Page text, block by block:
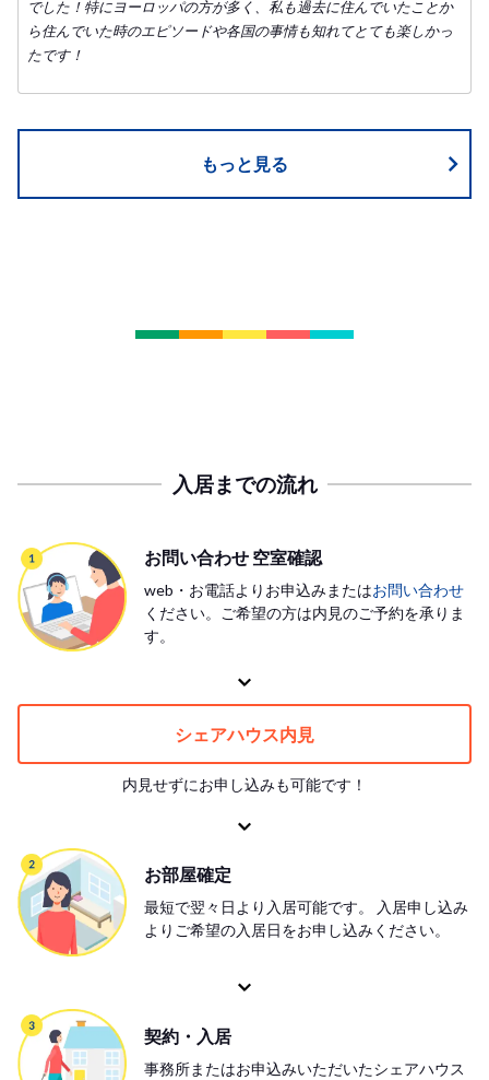
でした！特にヨーロッパの方が多く、私も過去に住んでいたことか
ら住んでいた時のエピソードや各国の事情も知れてとても楽しかっ
たです！
もっと見る
入居までの流れ
お問い合わせ 空室確認
web・お電話よりお申込みまたはお問い合わせ
ください。ご希望の方は内見のご予約を承りま
す。
シェアハウス内見
内見せずにお申し込みも可能です！
お部屋確定
最短で翌々日より入居可能です。 入居申し込み
よりご希望の入居日をお申し込みください。
契約・入居
事務所またはお申込みいただいたシェアハウス